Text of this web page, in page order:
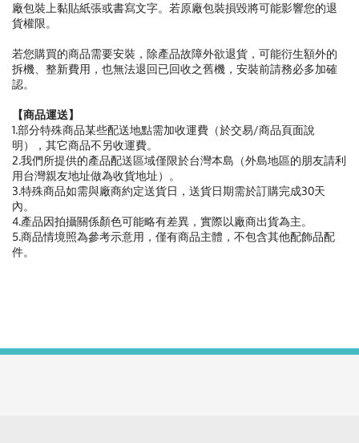
廠包裝上黏貼紙張或書寫文字。若原廠包裝損毀將可能影響您的退
貨權限。
若您購買的商品需要安裝，除產品故障外欲退貨，可能衍生額外的
拆機、整新費用，也無法退回已回收之舊機，安裝前請務必多加確
認。
【商品運送】
1.部分特殊商品某些配送地點需加收運費（於交易/商品頁面說
明），其它商品不另收運費。
2.我們所提供的產品配送區域僅限於台灣本島（外島地區的朋友請利
用台灣親友地址做為收貨地址）。
3.特殊商品如需與廠商約定送貨日，送貨日期需於訂購完成30天
內。
4.產品因拍攝關係顏色可能略有差異，實際以廠商出貨為主。
5.商品情境照為參考示意用，僅有商品主體，不包含其他配飾品配
件。